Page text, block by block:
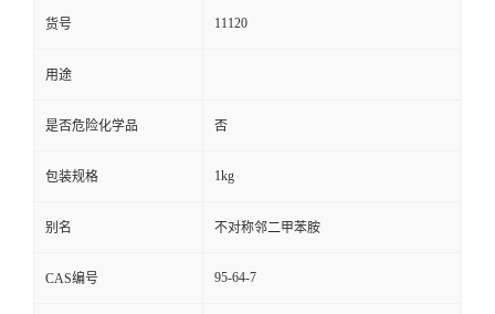
货号 11120
用途
是否危险化学品 否
包装规格 1kg
别名 不对称邻二甲苯胺
CAS编号 95-64-7